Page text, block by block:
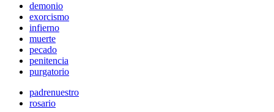
demonio
exorcismo
infierno
muerte
pecado
penitencia
purgatorio
padrenuestro
rosario